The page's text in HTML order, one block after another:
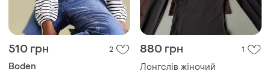
510 грн 2
Boden
880 грн 1
Лонгслів жіночий